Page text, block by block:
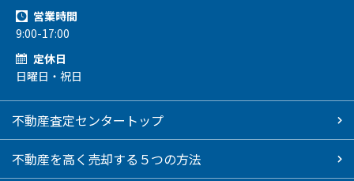
営業時間
9:00-17:00
定休日
日曜日・祝日
不動産査定センタートップ
不動産を高く売却する５つの方法